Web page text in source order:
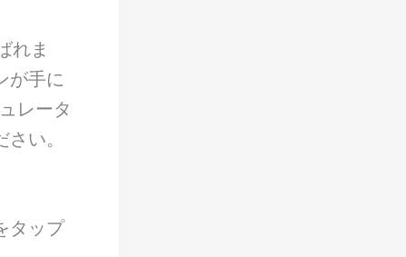
れま
が手に
レータ
い。
タップ